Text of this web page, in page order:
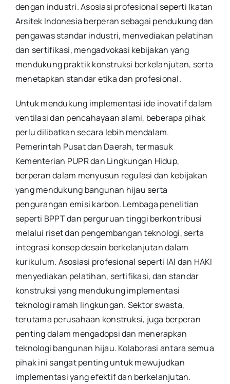
dengan industri. Asosiasi profesional seperti Ikatan
Arsitek Indonesia berperan sebagai pendukung dan
pengawas standar industri, menvediakan pelatihan
dan sertifikasi, mengadvokasi kebijakan yang
mendukung praktik konstruksi berkelanjutan, serta
menetapkan standar etika dan profesional.
Untuk mendukung implementasi ide inovatif dalam
ventilasi dan pencahayaan alami, beberapa pihak
perlu dilibatkan secara lebih mendalam.
Pemerintah Pusat dan Daerah, termasuk
Kementerian PUPR dan Lingkungan Hidup,
berperan dalam menyusun regulasi dan kebijakan
yang mendukung bangunan hijau serta
pengurangan emisi karbon. Lembaga penelitian
seperti BPPT dan perguruan tinggi berkontribusi
melalui riset dan pengembangan teknologi, serta
integrasi konsep desain berkelanjutan dalam
kurikulum. Asosiasi profesional seperti IAI dan HAKI
menyediakan pelatihan, sertifikasi, dan standar
konstruksi yang mendukung implementasi
teknologi ramah lingkungan. Sektor swasta,
terutama perusahaan konstruksi, juga berperan
penting dalam mengadopsi dan menerapkan
teknologi bangunan hijau. Kolaborasi antara semua
pihak ini sangat penting untuk mewujudkan
implementasi yang efektif dan berkelanjutan.